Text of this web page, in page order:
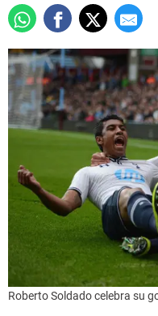
Roberto Soldado celebra su